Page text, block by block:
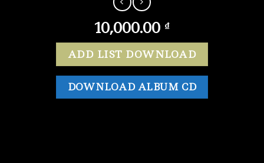
10,000.00 ₫
ADD LIST DOWNLOAD
DOWNLOAD ALBUM CD